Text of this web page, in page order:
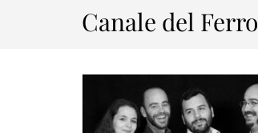
Canale del Ferro